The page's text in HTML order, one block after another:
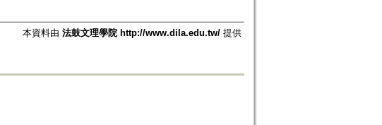
本資料由 法鼓文理學院 http://www.dila.edu.tw/提供